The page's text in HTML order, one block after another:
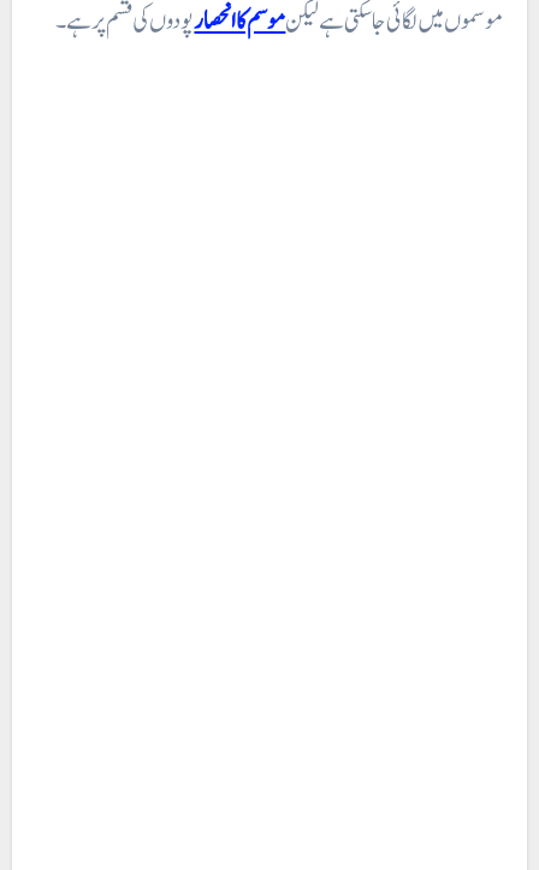
موسموں میں لگائی جاسکتی ہے لیکنموسم کا انحصارپودوں کی قسم پر ہے۔